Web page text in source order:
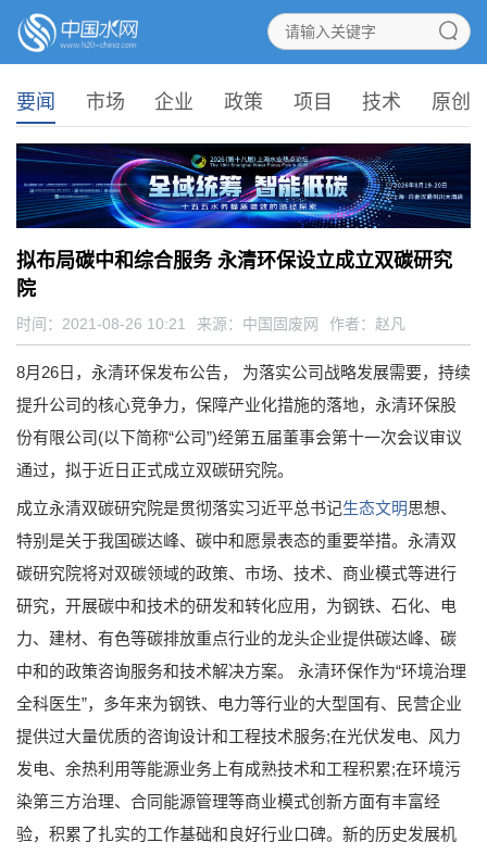
要闻 市场 企业 政策 项目 技术 原创
拟布局碳中和综合服务 永清环保设立成立双碳研究
院
时间：2021-08-26 10:21 来源： 中国固废网 作者：赵凡
8月26日，永清环保发布公告， 为落实公司战略发展需要，持续
提升公司的核心竞争力，保障产业化措施的落地，永清环保股
份有限公司(以下简称“公司”)经第五届董事会第十一次会议审议
通过，拟于近日正式成立双碳研究院。
成立永清双碳研究院是贯彻落实习近平总书记生态文明思想、
特别是关于我国碳达峰、碳中和愿景表态的重要举措。永清双
碳研究院将对双碳领域的政策、市场、技术、商业模式等进行
研究，开展碳中和技术的研发和转化应用，为钢铁、石化、电
力、建材、有色等碳排放重点行业的龙头企业提供碳达峰、碳
中和的政策咨询服务和技术解决方案。 永清环保作为“环境治理
全科医生”，多年来为钢铁、电力等行业的大型国有、民营企业
提供过大量优质的咨询设计和工程技术服务;在光伏发电、风力
发电、余热利用等能源业务上有成熟技术和工程积累;在环境污
染第三方治理、合同能源管理等商业模式创新方面有丰富经
验，积累了扎实的工作基础和良好行业口碑。新的历史发展机